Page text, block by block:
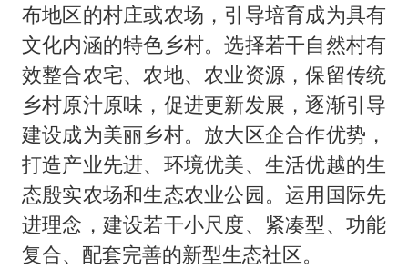
布地区的村庄或农场，引导培育成为具有
文化内涵的特色乡村。选择若干自然村有
效整合农宅、农地、农业资源，保留传统
乡村原汁原味，促进更新发展，逐渐引导
建设成为美丽乡村。放大区企合作优势，
打造产业先进、环境优美、生活优越的生
态殷实农场和生态农业公园。运用国际先
进理念，建设若干小尺度、紧凑型、功能
复合、配套完善的新型生态社区。